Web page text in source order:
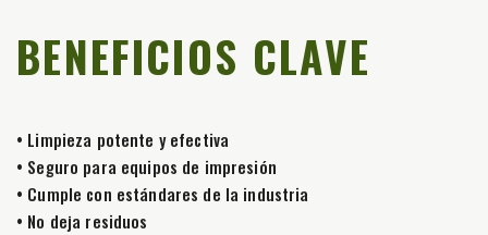
BENEFICIOS CLAVE
• Limpieza potente y efectiva
• Seguro para equipos de impresión
• Cumple con estándares de la industria
• No deja residuos